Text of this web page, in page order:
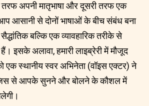
अपनी मातृभाषा और दूसरी तरफ एक
आसानी से दोनों भाषाओं के बीच संबंध बना
बल्कि एक व्यावहारिक तरीके से
इसके अलावा, हमारी लाइब्रेरी में मौजूद
एक स्थानीय स्वर अभिनेता (वॉइस एक्टर) ने
से आपके सुनने और बोलने के कौशल में